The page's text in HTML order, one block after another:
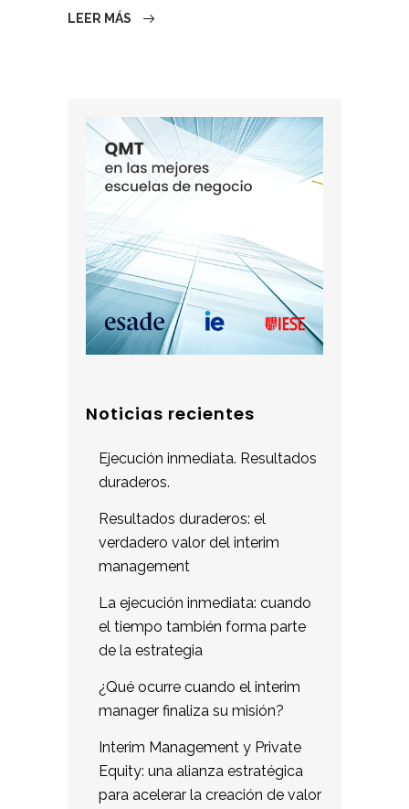
LEER MÁS
Noticias recientes
Ejecución inmediata. Resultados
duraderos.
Resultados duraderos: el
verdadero valor del interim
management
La ejecución inmediata: cuando
el tiempo también forma parte
de la estrategia
¿Qué ocurre cuando el interim
manager finaliza su misión?
Interim Management y Private
Equity: una alianza estratégica
para acelerar la creación de valor